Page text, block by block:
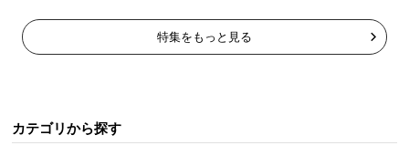
オープン収納の内寸
横幅 奥行き 高さ
下段 約17.3㎝
特集をもっと見る
カテゴリから探す